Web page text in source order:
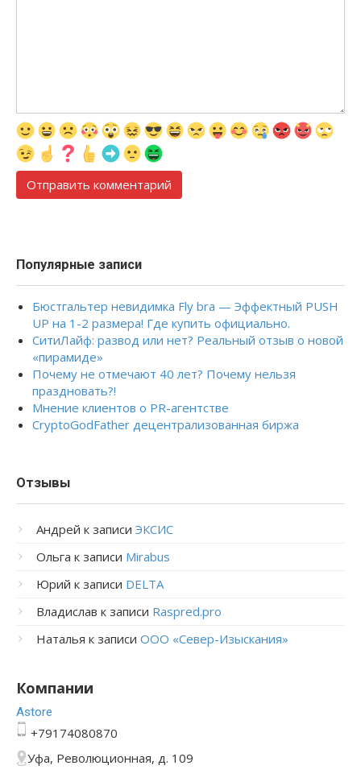
Популярные записи
Бюстгальтер невидимка Fly bra — Эффектный PUSH
UP на 1-2 размера! Где купить официально.
СитиЛайф: развод или нет? Реальный отзыв о новой
«пирамиде»
Почему не отмечают 40 лет? Почему нельзя
праздновать?!
Мнение клиентов о PR-агентстве
CryptoGodFather децентрализованная биржа
Отзывы
Андрей к записи ЭКСИС
Ольга к записи Mirabus
Юрий к записи DELTA
Владислав к записи Raspred.pro
Наталья к записи ООО «Север-Изыскания»
Компании
Astore
+79174080870
Уфа, Революционная, д. 109